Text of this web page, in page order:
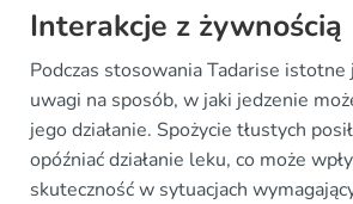
Interakcje z żywnością
Podczas stosowania Tadarise
uwagi na sposób, w jaki jedzenie
jego działanie. Spożycie tłustych
opóźniać działanie leku, co może
skuteczność w sytuacjach